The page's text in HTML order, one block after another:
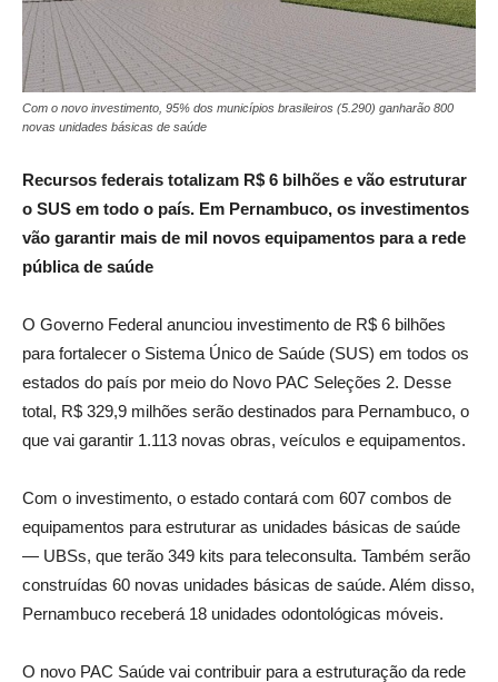
Com o novo investimento, 95% dos municípios brasileiros (5.290) ganharão 800
novas unidades básicas de saúde
Recursos federais totalizam R$ 6 bilhões e vão estruturar
o SUS em todo o país. Em Pernambuco, os investimentos
vão garantir mais de mil novos equipamentos para a rede
pública de saúde
O Governo Federal anunciou investimento de R$ 6 bilhões
para fortalecer o Sistema Único de Saúde (SUS) em todos os
estados do país por meio do Novo PAC Seleções 2. Desse
total, R$ 329,9 milhões serão destinados para Pernambuco, o
que vai garantir 1.113 novas obras, veículos e equipamentos.
Com o investimento, o estado contará com 607 combos de
equipamentos para estruturar as unidades básicas de saúde
— UBSs, que terão 349 kits para teleconsulta. Também serão
construídas 60 novas unidades básicas de saúde. Além disso,
Pernambuco receberá 18 unidades odontológicas móveis.
O novo PAC Saúde vai contribuir para a estruturação da rede